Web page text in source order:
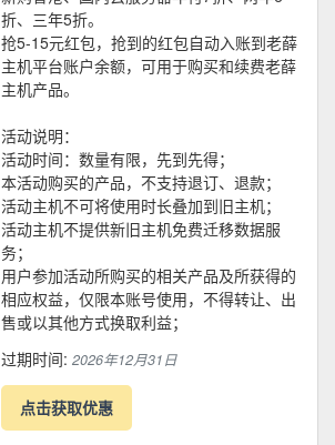
折、三年5折。
抢5-15元红包，抢到的红包自动入账到老薛
主机平台账户余额，可用于购买和续费老薛
主机产品。
活动说明：
活动时间：数量有限，先到先得；
本活动购买的产品，不支持退订、退款；
活动主机不可将使用时长叠加到旧主机；
活动主机不提供新旧主机免费迁移数据服
务；
用户参加活动所购买的相关产品及所获得的
相应权益，仅限本账号使用，不得转让、出
售或以其他方式换取利益；
过期时间: 2026年12月31日
点击获取优惠